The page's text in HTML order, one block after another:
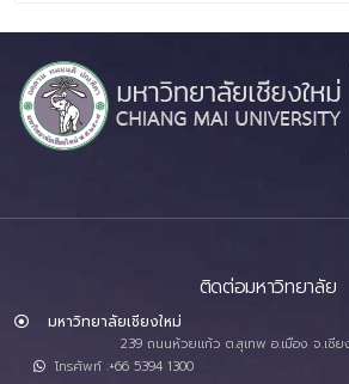
ติดต่อมหาวิทยาลัย
มหาวิทยาลัยเชียงใหม่
239 ถนนห้วยแก้ว ต.สุเทพ อ.เมือง จ.เชีย
โทรศัพท์ :+66 5394 1300